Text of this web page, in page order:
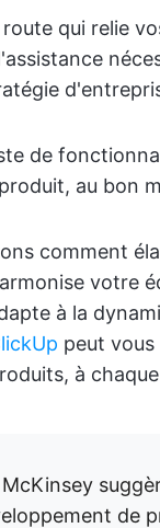
qui relie
de
au bon
comment
votre
à la
peut
à
de